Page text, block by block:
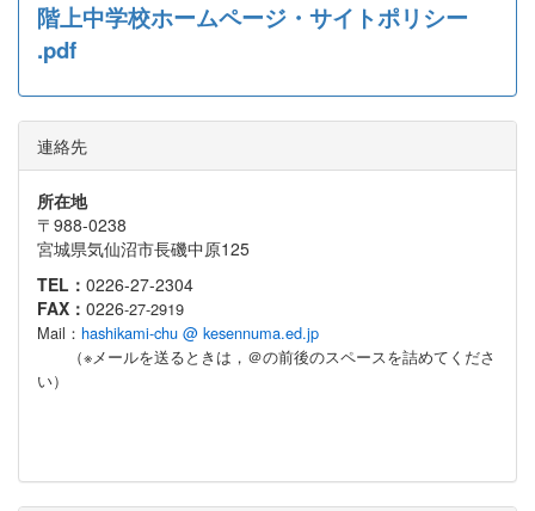
階上中学校ホームページ・サイトポリシー
.pdf
連絡先
所在地
〒988-0238
宮城県気仙沼市長磯中原125
TEL： 0226-27-2304
FAX： 0226-27-2919
Mail： hashikami-chu @ kesennuma.ed.jp
（※メールを送るときは，＠の前後のスペースを詰めてくださ
い）